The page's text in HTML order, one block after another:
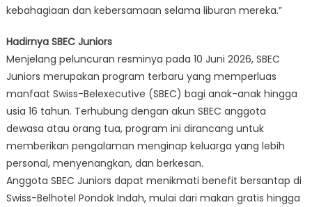
kebahagiaan dan kebersamaan selama liburan mereka.”
Hadirnya SBEC Juniors
Menjelang peluncuran resminya pada 10 Juni 2026, SBEC
Juniors merupakan program terbaru yang memperluas
manfaat Swiss-Belexecutive (SBEC) bagi anak-anak hingga
usia 16 tahun. Terhubung dengan akun SBEC anggota
dewasa atau orang tua, program ini dirancang untuk
memberikan pengalaman menginap keluarga yang lebih
personal, menyenangkan, dan berkesan.
Anggota SBEC Juniors dapat menikmati benefit bersantap di
Swiss-Belhotel Pondok Indah, mulai dari makan gratis hingga